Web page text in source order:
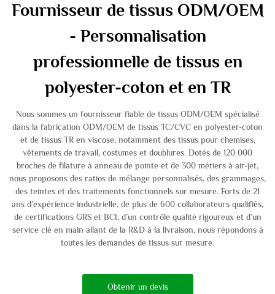
Fournisseur de tissus ODM/OEM
- Personnalisation
professionnelle de tissus en
polyester-coton et en TR
Nous sommes un fournisseur fiable de tissus ODM/OEM spécialisé
dans la fabrication ODM/OEM de tissus TC/CVC en polyester-coton
et de tissus TR en viscose, notamment des tissus pour chemises,
vêtements de travail, costumes et doublures. Dotés de 120 000
broches de filature à anneau de pointe et de 300 métiers à air-jet,
nous proposons des ratios de mélange personnalisés, des grammages,
des teintes et des traitements fonctionnels sur mesure. Forts de 21
ans d’expérience industrielle, de plus de 600 collaborateurs qualifiés,
de certifications GRS et BCI, d’un contrôle qualité rigoureux et d’un
service clé en main allant de la R&D à la livraison, nous répondons à
toutes les demandes de tissus sur mesure.
Obtenir un devis